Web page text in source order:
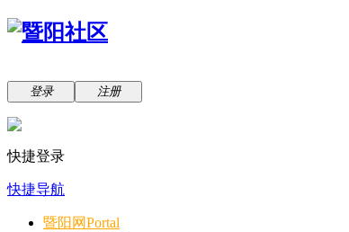
登录 注册
快捷登录
快捷导航
暨阳网Portal